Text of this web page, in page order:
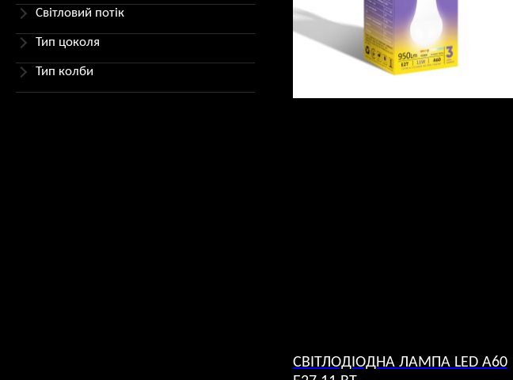
Світловий потік
Тип цоколя
Тип колби
СВІТЛОДІОДНА ЛАМПА LED A60